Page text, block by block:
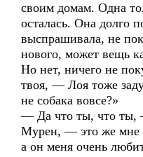
своим домам. Одна
осталась. Она долго
выспрашивала, не
нового, может вещь
Но нет, ничего не
твоя, — Лоя тоже
не собака вовсе?»
— Да что ты, что ты,
Мурен, — это же мне
а он меня очень